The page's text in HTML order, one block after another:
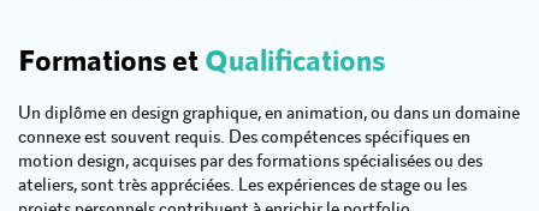
Formations et Qualifications
Un diplôme en design graphique, en animation, ou dans un domaine
connexe est souvent requis. Des compétences spécifiques en
motion design, acquises par des formations spécialisées ou des
ateliers,sont très appréciées. Les expériences de stage ou les